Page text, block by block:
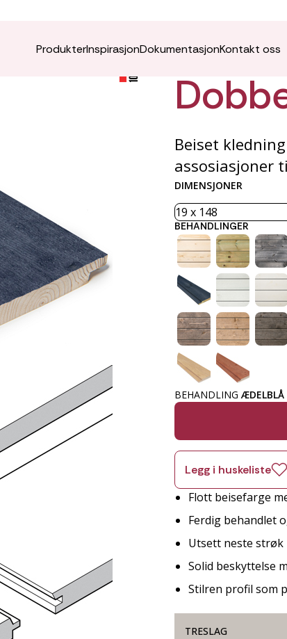
ProdukterInspirasjonDokumentasjonKontakt oss
ÆDEL
Beiset
assosiasjoner
DIMENSJONER
BEHANDLINGER
BEHANDLING
Legg i huskeliste
Flott beisefarge
Ferdig behandlet
Utsett neste strøk
Solid beskyttelse
Stilren profil som
TRESLAG